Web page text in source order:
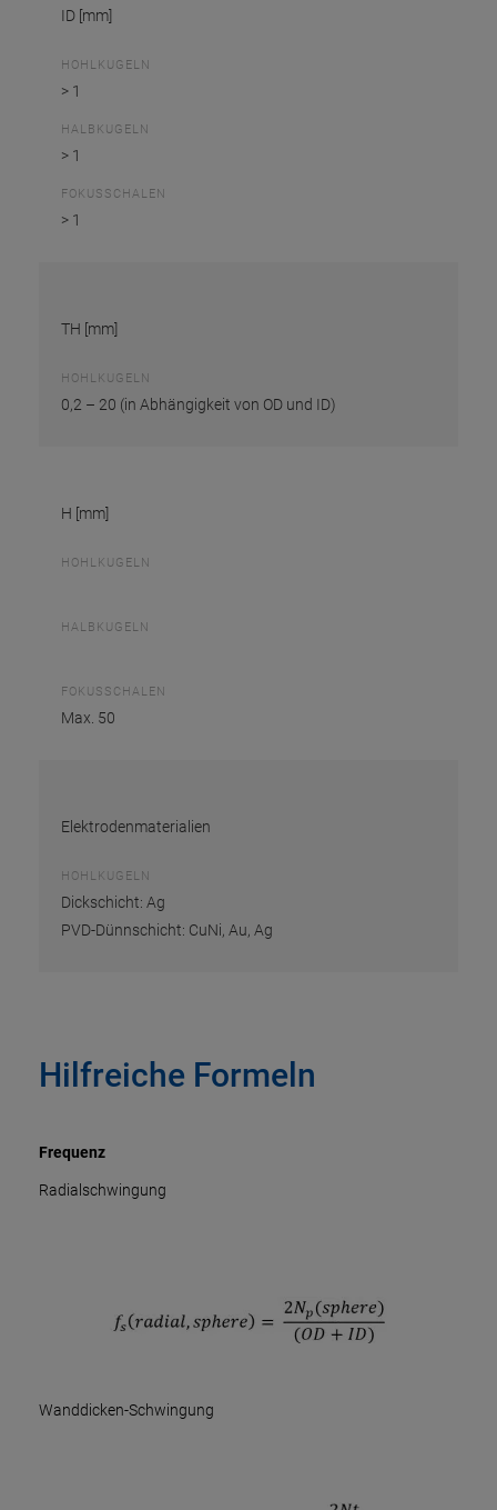
ID [mm]
HOHLKUGELN
> 1
HALBKUGELN
> 1
FOKUSSCHALEN
> 1
TH [mm]
HOHLKUGELN
0,2 – 20 (in Abhängigkeit von OD und ID)
H [mm]
HOHLKUGELN
HALBKUGELN
FOKUSSCHALEN
Max. 50
Elektrodenmaterialien
HOHLKUGELN
Dickschicht: Ag
PVD-Dünnschicht: CuNi, Au, Ag
Hilfreiche Formeln
Frequenz
Radialschwingung
Wanddicken-Schwingung